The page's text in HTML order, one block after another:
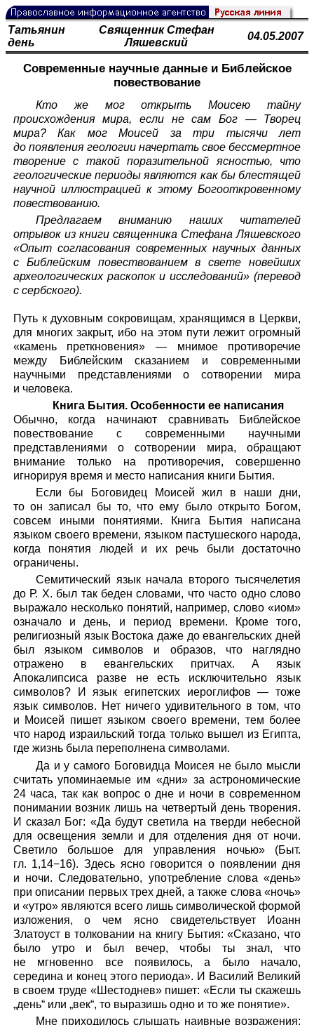
Татьянин
день
Священник Стефан
Ляшевский
04.05.2007
Современные научные данные и Библейское
повествование
Кто же мог открыть Моисею тайну
происхождения мира, если не сам Бог — Творец
мира? Как мог Моисей за три тысячи лет
до появления геологии начертать свое бессмертное
творение с такой поразительной ясностью, что
геологические периоды являются как бы блестящей
научной иллюстрацией к этому Богооткровенному
повествованию.
Предлагаем вниманию наших читателей
отрывок из книги священника Стефана Ляшевского
«Опыт согласования современных научных данных
с Библейским повествованием в свете новейших
археологических раскопок и исследований» (перевод
с сербского).
Путь к духовным сокровищам, хранящимся в Церкви,
для многих закрыт, ибо на этом пути лежит огромный
«камень преткновения» — мнимое противоречие
между Библейским сказанием и современными
научными представлениями о сотворении мира
и человека.
Книга Бытия. Особенности ее написания
Обычно, когда начинают сравнивать Библейское
повествование с современными научными
представлениями о сотворении мира, обращают
внимание только на противоречия, совершенно
игнорируя время и место написания книги Бытия.
Если бы Боговидец Моисей жил в наши дни,
то он записал бы то, что ему было открыто Богом,
совсем иными понятиями. Книга Бытия написана
языком своего времени, языком пастушеского народа,
когда понятия людей и их речь были достаточно
ограничены.
Семитический язык начала второго тысячелетия
до Р. Х. был так беден словами, что часто одно слово
выражало несколько понятий, например, слово «иом»
означало и день, и период времени. Кроме того,
религиозный язык Востока даже до евангельских дней
был языком символов и образов, что наглядно
отражено в евангельских притчах. А язык
Апокалипсиса разве не есть исключительно язык
символов? И язык египетских иероглифов — тоже
язык символов. Нет ничего удивительного в том, что
и Моисей пишет языком своего времени, тем более
что народ израильский тогда только вышел из Египта,
где жизнь была переполнена символами.
Да и у самого Боговидца Моисея не было мысли
считать упоминаемые им «дни» за астрономические
24 часа, так как вопрос о дне и ночи в современном
понимании возник лишь на четвертый день творения.
И сказал Бог: «Да будут светила на тверди небесной
для освещения земли и для отделения дня от ночи.
Светило большое для управления ночью» (Быт.
гл. 1,14−16). Здесь ясно говорится о появлении дня
и ночи. Следовательно, употребление слова «день»
при описании первых трех дней, а также слова «ночь»
и «утро» являются всего лишь символической формой
изложения, о чем ясно свидетельствует Иоанн
Златоуст в толковании на книгу Бытия: «Сказано, что
было утро и был вечер, чтобы ты знал, что
не мгновенно все появилось, а было начало,
середина и конец этого периода». И Василий Великий
в своем труде «Шестоднев» пишет: «Если ты скажешь
„день“ или „век“, то выразишь одно и то же понятие».
Мне приходилось слышать наивные возражения: